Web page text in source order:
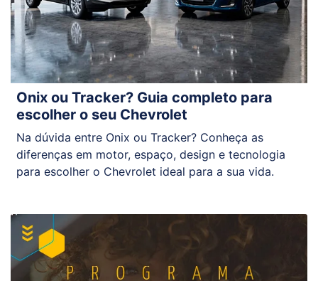
Onix ou Tracker? Guia completo para
escolher o seu Chevrolet
Na dúvida entre Onix ou Tracker? Conheça as
diferenças em motor, espaço, design e tecnologia
para escolher o Chevrolet ideal para a sua vida.